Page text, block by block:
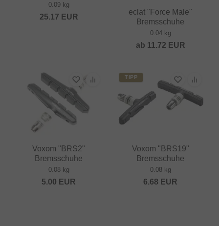
0.09 kg
25.17 EUR
eclat "Force Male"
Bremsschuhe
0.04 kg
ab 11.72 EUR
Voxom "BRS2"
Bremsschuhe
0.08 kg
5.00 EUR
TIPP
Voxom "BRS19"
Bremsschuhe
0.08 kg
6.68 EUR